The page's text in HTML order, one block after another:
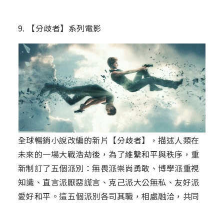
9. 【分歧者】系列電影
全球暢銷小說改編的新片【分歧者】，描述人類在
未來的一場大戰浩劫後，為了維繫和平與秩序，重
新制訂了五個派別：無畏派崇尚勇敢、博學派重視
知識、直言派厭惡謊言、克己派大公無私、友好派
愛好和平。這五個派別各司其職，相處融洽，共同